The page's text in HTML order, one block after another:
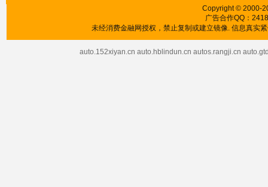
Copyright © 2000-
广告合作QQ：
未经消费金融网授权，禁止复制或建立镜像. 信息真实
auto.152xiyan.cn auto.hblindun.cn autos.rangji.cn